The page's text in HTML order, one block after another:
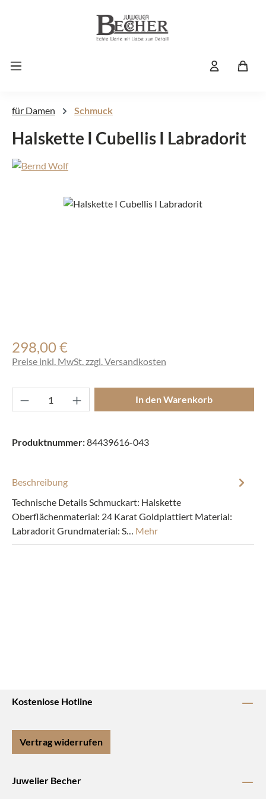
Zum Hauptinhalt springen
für Damen Schmuck
Halskette I Cubellis I Labradorit
Bildergalerie überspringen
Regulärer Preis:
298,00 €
Preise inkl. MwSt. zzgl. Versandkosten
Produkt Anzahl: Gib den gewünschten
In den Warenkorb
Produktnummer:84439616-043
Beschreibung
Technische Details Schmuckart: Halskette
Oberflächenmaterial: 24 Karat Goldplattiert Material:
Labradorit Grundmaterial: S… Mehr
Kostenlose Hotline
Vertrag widerrufen
Juwelier Becher